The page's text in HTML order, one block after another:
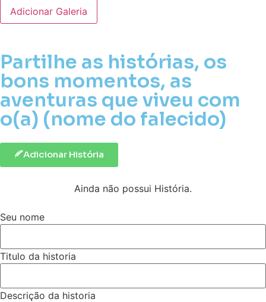
Adicionar Galeria
Partilhe as histórias, os
bons momentos, as
aventuras que viveu com
o(a) (nome do falecido)
Adicionar História
Ainda não possui História.
Seu nome
Titulo da historia
Descrição da historia